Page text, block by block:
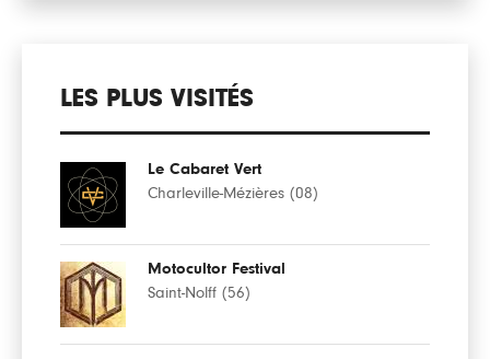
LES PLUS VISITÉS
Le Cabaret Vert
Charleville-Mézières (08)
Motocultor Festival
Saint-Nolff (56)